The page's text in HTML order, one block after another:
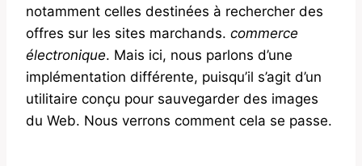
notamment celles destinées à rechercher des
offres sur les sites marchands. commerce
électronique. Mais ici, nous parlons d’une
implémentation différente, puisqu’il s’agit d’un
utilitaire conçu pour sauvegarder des images
du Web. Nous verrons comment cela se passe.